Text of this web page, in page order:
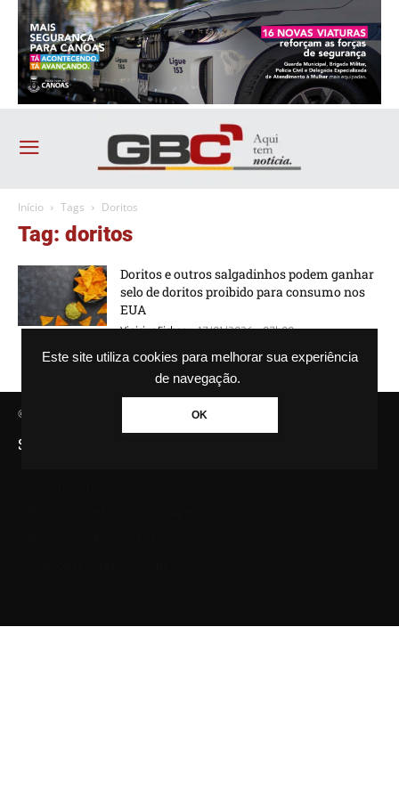
Este site utiliza cookies para melhorar sua experiência
de navegação.
OK
Início Tags Doritos
Tag: doritos
Doritos e outros salgadinhos podem ganhar
selo de doritos proibido para consumo nos
EUA
Vinicius Ficher - 17/01/2026 - 07h00
© Agência GBC. Aqui tem notícia. Todos os direitos reservados.
SAIBA MAIS SOBRE A AGÊNCIA GBC